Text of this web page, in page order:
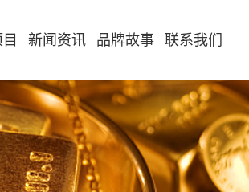
新闻资讯 品牌故事 联系我们